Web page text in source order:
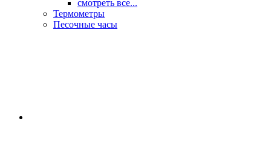
смотреть все...
Термометры
Песочные часы